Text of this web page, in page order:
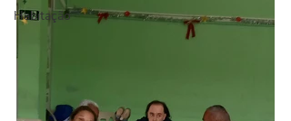
Habitação